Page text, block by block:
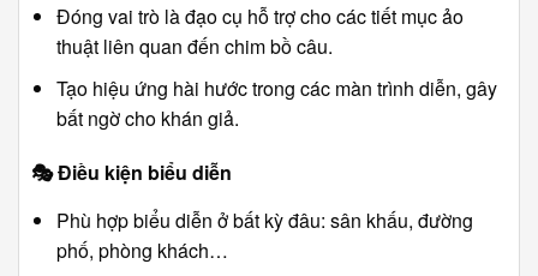
Đóng vai trò là đạo cụ hỗ trợ cho các tiết mục ảo
thuật liên quan đến chim bồ câu.
Tạo hiệu ứng hài hước trong các màn trình diễn, gây
bất ngờ cho khán giả.
🎭Điều kiện biểu diễn
Phù hợp biểu diễn ở bất kỳ đâu: sân khấu, đường
phố, phòng khách…